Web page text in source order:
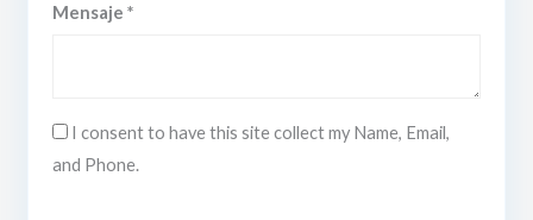
Mensaje *
I consent to have this site collect my Name, Email,
and Phone.